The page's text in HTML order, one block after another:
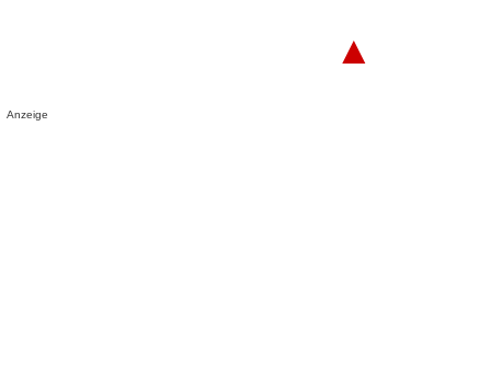
▲
Anzeige